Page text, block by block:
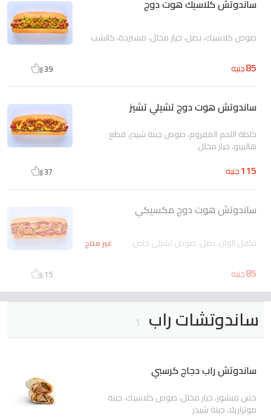
ساندوتش كلاسيك هوت دوج
صوص كلاسيك، بصل، خيار مخلل، مستردة، كاتشب
85جنيه 39
ساندوتش هوت دوج تشيلي تشيز
خلطة اللحم المفروم، صوص جبنة شيدر، قطع
هالبينو، خيار مخلل
115جنيه 37
ساندوتش هوت دوج مكسيكي
فلفل الوان، بصل، صوص تشيلي خاص غير متاح
85جنيه 15
ساندوتشات راب 1
ساندوتش راب دجاج كرسبي
خس مبشور، خيار مخلل، صوص كلاسيك، جبنة
موتزاريلا، جبنة شيدر